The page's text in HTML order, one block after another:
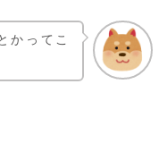
かってこ